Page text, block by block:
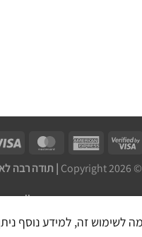
Copyright 2026 ©
בניית אתר חנות מכירות ע''י: